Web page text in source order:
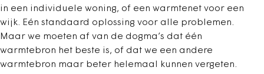
in een individuele woning, of een warmtenet voor een
wijk. Eén standaard oplossing voor alle problemen.
Maar we moeten af van de dogma’s dat één
warmtebron het beste is, of dat we een andere
warmtebron maar beter helemaal kunnen vergeten.